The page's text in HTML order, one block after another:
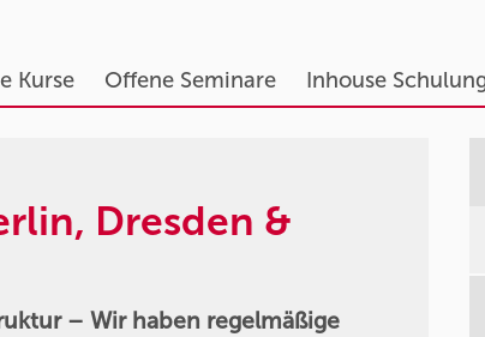
Kurse Offene Seminare Inhouse
Dresden &
– Wir haben regelmäßige